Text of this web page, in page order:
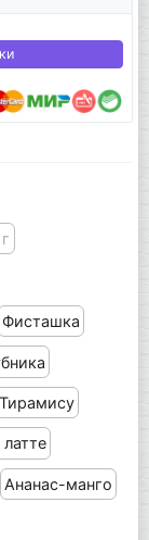
Фисташка
Тирамису
Ананас-манго